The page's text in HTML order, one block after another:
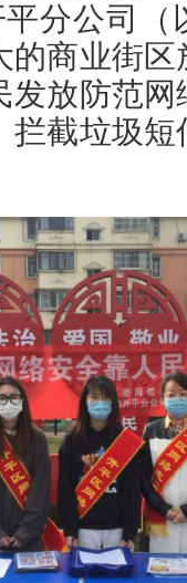
分公司（
的商业街
发放防范
拦截垃圾